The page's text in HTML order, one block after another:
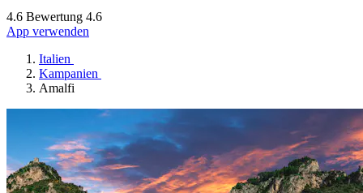
4.6 Bewertung 4.6
App verwenden
Italien
Kampanien
Amalfi